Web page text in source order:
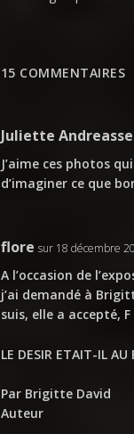
15 COMMENTAIRES
Juliette
J’aime ces photos
d’imaginer ce que
flore sur 18 décembre
A l’occasion de
j’ai demandé à
suis, elle a accepté, F
LE DESIR ETAIT-IL
Par Brigitte David
Auteur